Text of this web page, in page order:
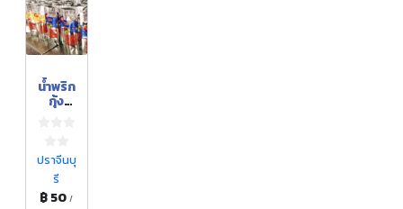
น้ำพริก
กุ้ง
ปราจีนบุ
รี
฿ 50/